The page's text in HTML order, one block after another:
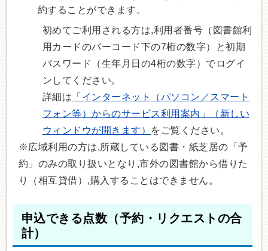
約することができます。
初めてご利用される方は,利用者番号（図書館利
用カードのバーコード下の7桁の数字）と初期
パスワード（生年月日の4桁の数字）でログイ
ンしてください。
詳細は 「インターネット（パソコン／スマート
フォン等）からのサービス利用案内」（新しい
ウィンドウが開きます）
をご覧ください。
※広域利用の方は,所蔵している図書・紙芝居の「予
約」のみの取り扱いとなり,市外の図書館から借りた
り（相互貸借）,購入することはできません。
申込できる点数（予約・リクエストの合
計）